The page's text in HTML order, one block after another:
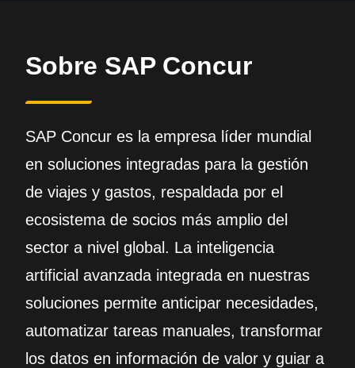
Sobre SAP Concur
SAP Concur es la empresa líder mundial
en soluciones integradas para la gestión
de viajes y gastos, respaldada por el
ecosistema de socios más amplio del
sector a nivel global. La inteligencia
artificial avanzada integrada en nuestras
soluciones permite anticipar necesidades,
automatizar tareas manuales, transformar
los datos en información de valor y guiar a